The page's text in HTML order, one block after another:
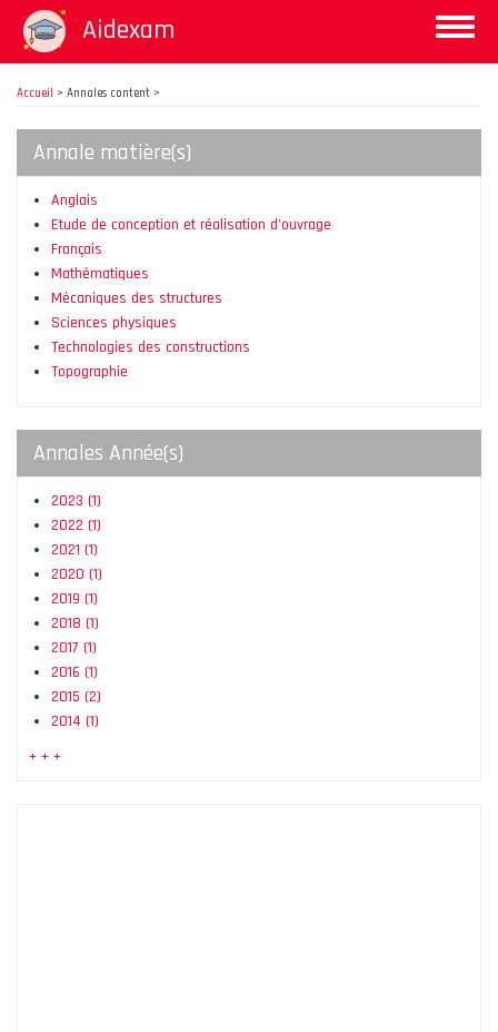
Aller
contenu
principal
Toggle
Aidexam
Accueil > Annales content >
Annale matière(s)
Anglais
Etude de conception et réalisation d'ouvrage
Français
Mathématiques
Mécaniques des structures
Sciences physiques
Technologies des constructions
Topographie
Annales Année(s)
2023 (1)
2022 (1)
2021 (1)
2020 (1)
2019 (1)
2018 (1)
2017 (1)
2016 (1)
2015 (2)
2014 (1)
+ + +